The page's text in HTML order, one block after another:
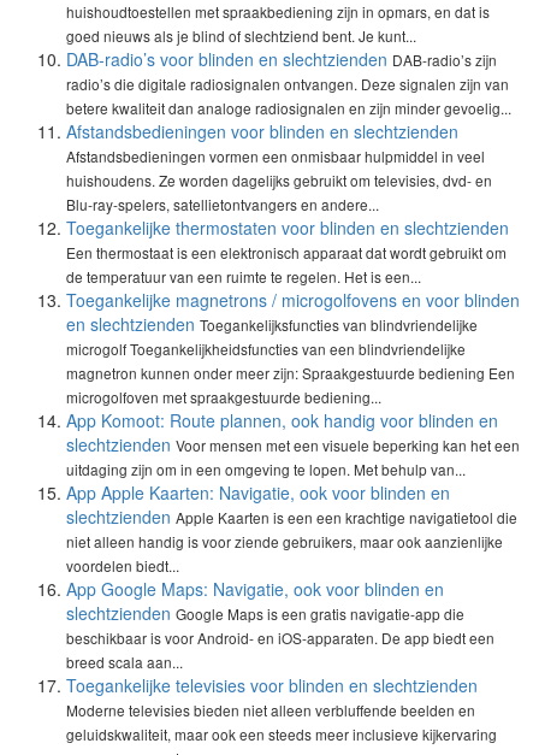
huishoudtoestellen met spraakbediening zijn in opmars, en dat is
goed nieuws als je blind of slechtziend bent. Je kunt...
DAB-radio’s voor blinden en slechtzienden DAB-radio’s zijn
radio’s die digitale radiosignalen ontvangen. Deze signalen zijn van
betere kwaliteit dan analoge radiosignalen en zijn minder gevoelig...
Afstandsbedieningen voor blinden en slechtzienden
Afstandsbedieningen vormen een onmisbaar hulpmiddel in veel
huishoudens. Ze worden dagelijks gebruikt om televisies, dvd- en
Blu-ray-spelers, satellietontvangers en andere...
Toegankelijke thermostaten voor blinden en slechtzienden
Een thermostaat is een elektronisch apparaat dat wordt gebruikt om
de temperatuur van een ruimte te regelen. Het is een...
Toegankelijke magnetrons / microgolfovens en voor blinden
en slechtzienden Toegankelijksfuncties van blindvriendelijke
microgolf Toegankelijkheidsfuncties van een blindvriendelijke
magnetron kunnen onder meer zijn: Spraakgestuurde bediening Een
microgolfoven met spraakgestuurde bediening...
App Komoot: Route plannen, ook handig voor blinden en
slechtzienden Voor mensen met een visuele beperking kan het een
uitdaging zijn om in een omgeving te lopen. Met behulp van...
App Apple Kaarten: Navigatie, ook voor blinden en
slechtzienden Apple Kaarten is een een krachtige navigatietool die
niet alleen handig is voor ziende gebruikers, maar ook aanzienlijke
voordelen biedt...
App Google Maps: Navigatie, ook voor blinden en
slechtzienden Google Maps is een gratis navigatie-app die
beschikbaar is voor Android- en iOS-apparaten. De app biedt een
breed scala aan...
Toegankelijke televisies voor blinden en slechtzienden
Moderne televisies bieden niet alleen verbluffende beelden en
geluidskwaliteit, maar ook een steeds meer inclusieve kijkervaring